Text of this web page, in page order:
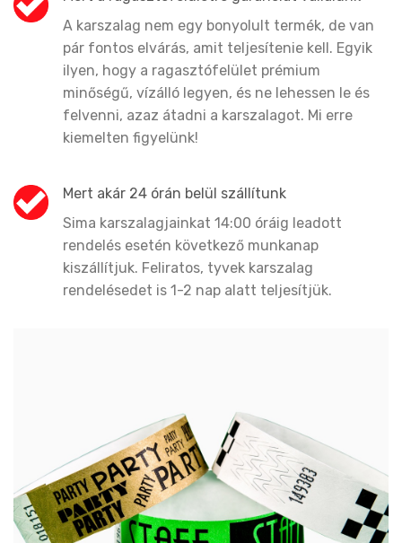
A karszalag nem egy bonyolult termék, de van
pár fontos elvárás, amit teljesítenie kell. Egyik
ilyen, hogy a ragasztófelület prémium
minőségű, vízálló legyen, és ne lehessen le és
felvenni, azaz átadni a karszalagot. Mi erre
kiemelten figyelünk!
Mert akár 24 órán belül szállítunk
Sima karszalagjainkat 14:00 óráig leadott
rendelés esetén következő munkanap
kiszállítjuk. Feliratos, tyvek karszalag
rendelésedet is 1-2 nap alatt teljesítjük.